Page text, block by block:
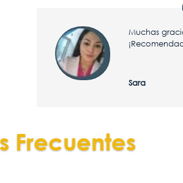
Muchas
Sara
Frecuentes